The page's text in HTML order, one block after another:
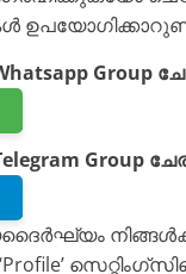
Group
Group
നിങ്ങൾക്ക്